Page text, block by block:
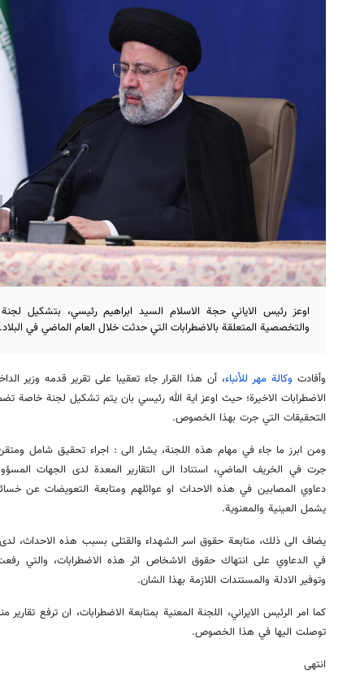
اوعز رئيس الاياني حجة الاسلام السيد ابراهيم رئيسي، بتشكيل لجنة
والتخصصية المتعلقة بالاضطرابات التي حدثت خلال العام الماضي في البلاد.
وأفادت وكالة مهر للأنباء، أن هذا القرار جاء تعقيبا على تقرير قدمه وزير
الاضطرابات الاخيرة؛ حيث اوعز اية الله رئيسي بان يتم تشكيل لجنة خاصة
التحقيقات التي جرت بهذا الخصوص.
ومن ابرز ما جاء في مهام هذه اللجنة، يشار الى : اجراء تحقيق شامل
جرت في الخريف الماضي، استنادا الى التقارير المعدة لدى الجهات
دعاوي المصابين في هذه الاحداث او عوائلهم ومتابعة التعويضات عن خسائر
يشمل العينية والمعنوية.
يضاف الى ذلك، متابعة حقوق اسر الشهداء والقتلى بسبب هذه الاحداث، لدى
في الدعاوي على انتهاك حقوق الاشخاص اثر هذه الاضطرابات، والتي
وتوفير الادلة والمستندات اللازمة بهذا الشان.
كما امر الرئيس الايراني، اللجنة المعنية بمتابعة الاضطرابات، ان ترفع
توصلت اليها في هذا الخصوص.
انتهى